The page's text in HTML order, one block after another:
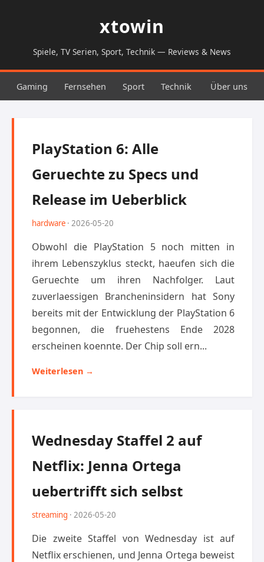
xtowin
Spiele, TV Serien, Sport, Technik — Reviews & News
Gaming Fernsehen Sport Technik Über uns
PlayStation 6: Alle
Geruechte zu Specs und
Release im Ueberblick
hardware · 2026-05-20
Obwohl die PlayStation 5 noch mitten in
ihrem Lebenszyklus steckt, haeufen sich die
Geruechte um ihren Nachfolger. Laut
zuverlaessigen Brancheninsidern hat Sony
bereits mit der Entwicklung der PlayStation 6
begonnen, die fruehestens Ende 2028
erscheinen koennte. Der Chip soll ern...
Weiterlesen →
Wednesday Staffel 2 auf
Netflix: Jenna Ortega
uebertrifft sich selbst
streaming · 2026-05-20
Die zweite Staffel von Wednesday ist auf
Netflix erschienen, und Jenna Ortega beweist